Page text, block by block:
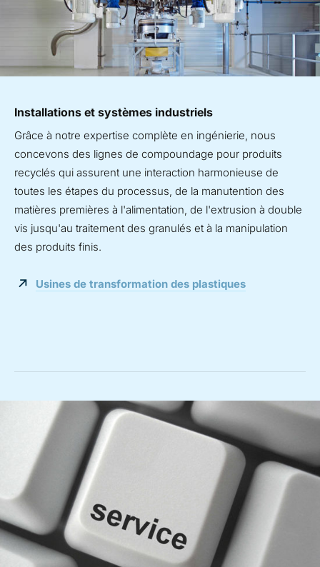
Installations et systèmes industriels
Grâce à notre expertise complète en ingénierie, nous
concevons des lignes de compoundage pour produits
recyclés qui assurent une interaction harmonieuse de
toutes les étapes du processus, de la manutention des
matières premières à l'alimentation, de l'extrusion à double
vis jusqu'au traitement des granulés et à la manipulation
des produits finis.
Usines de transformation des plastiques